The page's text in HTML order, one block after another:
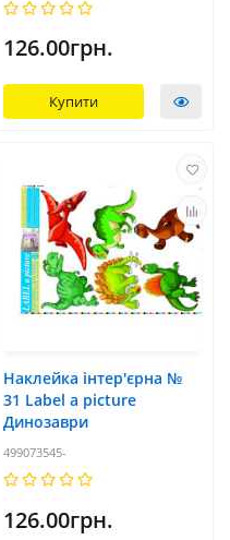
126.00грн.
Купити
Наклейка інтер'єрна №
31 Label a picture
Динозаври
499073545-
126.00грн.